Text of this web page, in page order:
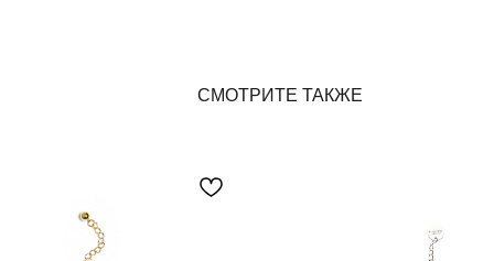
СМОТРИТЕ ТАКЖЕ